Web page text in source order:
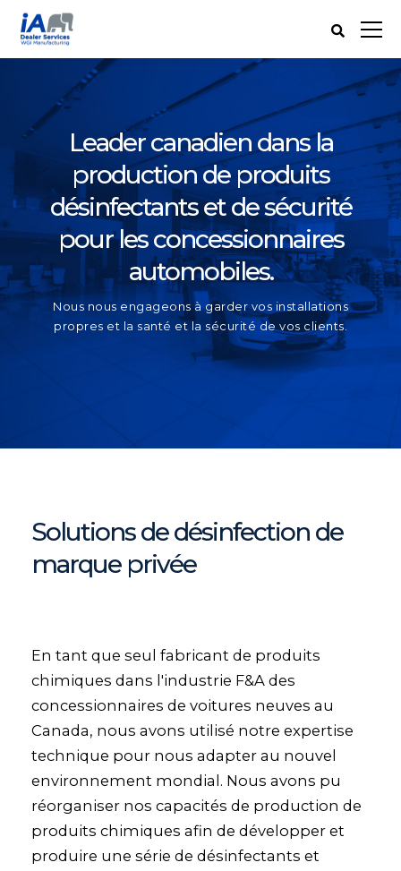
Leader canadien dans la
production de produits
désinfectants et de sécurité
pour les concessionnaires
automobiles.
Nous nous engageons à garder vos installations
propres et la santé et la sécurité de vos clients.
Solutions de désinfection de
marque privée
En tant que seul fabricant de produits
chimiques dans l'industrie F&A des
concessionnaires de voitures neuves au
Canada, nous avons utilisé notre expertise
technique pour nous adapter au nouvel
environnement mondial. Nous avons pu
réorganiser nos capacités de production de
produits chimiques afin de développer et
produire une série de désinfectants et